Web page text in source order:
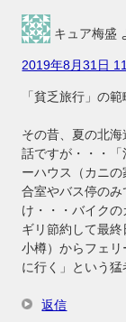
キュア梅盛
2019年8月31日
「貧乏旅行」の
その昔、夏の北
話ですが・・・
ーハウス（カニ
合室やバス停の
け・・・バイク
ギリ節約して最
小樽）からフェ
に行く」という猛
返信